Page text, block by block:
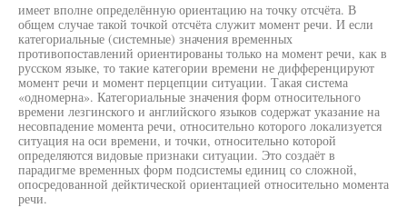
имеет вполне определённую ориентацию на точку отсчёта. В
общем случае такой точкой отсчёта служит момент речи. И если
категориальные (системные) значения временных
противопоставлений ориентированы только на момент речи, как в
русском языке, то такие категории времени не дифференцируют
момент речи и момент перцепции ситуации. Такая система
«одномерна». Категориальные значения форм относительного
времени лезгинского и английского языков содержат указание на
несовпадение момента речи, относительно которого локализуется
ситуация на оси времени, и точки, относительно которой
определяются видовые признаки ситуации. Это создаёт в
парадигме временных форм подсистемы единиц со сложной,
опосредованной дейктической ориентацией относительно момента
речи.